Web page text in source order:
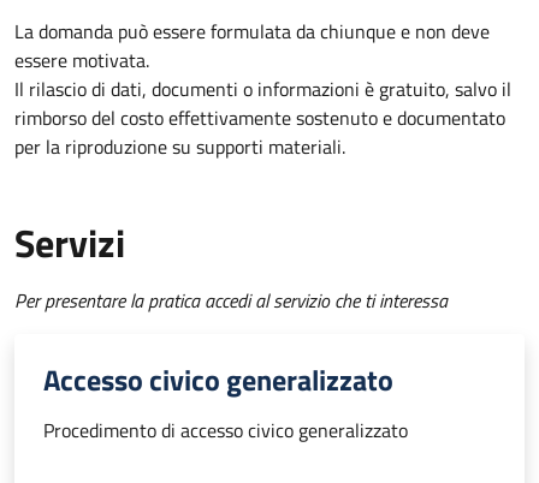
La domanda può essere formulata da chiunque e non deve
essere motivata.
Il rilascio di dati, documenti o informazioni è gratuito, salvo il
rimborso del costo effettivamente sostenuto e documentato
per la riproduzione su supporti materiali.
Servizi
Per presentare la pratica accedi al servizio che ti interessa
Accesso civico generalizzato
Procedimento di accesso civico generalizzato